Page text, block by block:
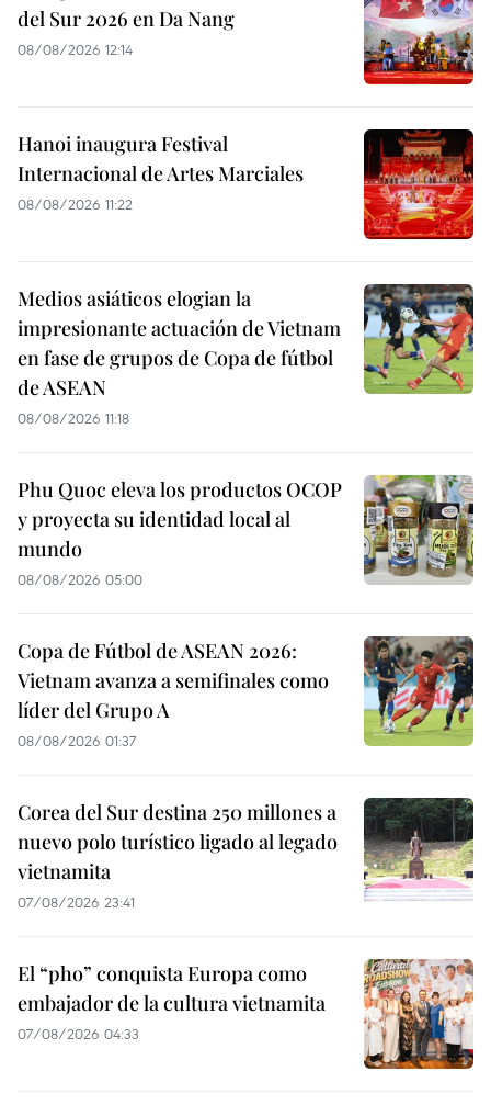
del Sur 2026 en Da Nang
08/08/2026 12:14
Hanoi inaugura Festival
Internacional de Artes Marciales
08/08/2026 11:22
Medios asiáticos elogian la
impresionante actuación de Vietnam
en fase de grupos de Copa de fútbol
de ASEAN
08/08/2026 11:18
Phu Quoc eleva los productos OCOP
y proyecta su identidad local al
mundo
08/08/2026 05:00
Copa de Fútbol de ASEAN 2026:
Vietnam avanza a semifinales como
líder del Grupo A
08/08/2026 01:37
Corea del Sur destina 250 millones a
nuevo polo turístico ligado al legado
vietnamita
07/08/2026 23:41
El “pho” conquista Europa como
embajador de la cultura vietnamita
07/08/2026 04:33